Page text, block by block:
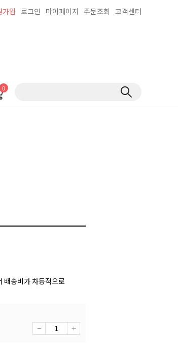
가입 로그인 마이페이지 주문조회 고객센터
0
배송비가 차등적으로